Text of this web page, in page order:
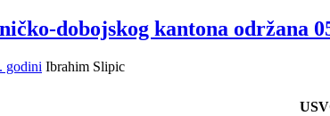
dobojskog kantona održana
godini Ibrahim Slipic